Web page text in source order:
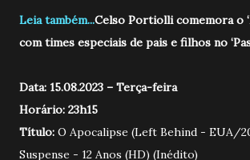
Leia também...Celso Portiolli comemora o
com times especiais de pais e filhos no
Data: 15.08.2023 – Terça-feira
Horário: 23h15
Título: O Apocalipse (Left Behind - EUA/
Suspense - 12 Anos (HD) (Inédito)